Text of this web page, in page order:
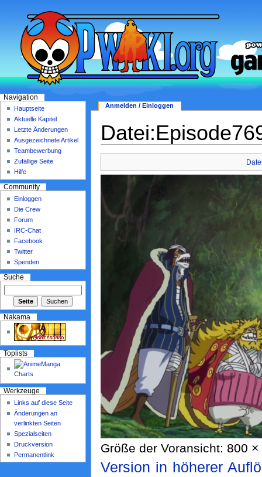
Größe der Voransicht: 800
Version in höherer
Anmelden / Einloggen
Navigation
Hauptseite
Aktuelle Kapitel
Letzte Änderungen
Ausgezeichnete Artikel
Teambewerbung
Zufällige Seite
Hilfe
Community
Einloggen
Die Crew
Forum
IRC-Chat
Facebook
Twitter
Spenden
Suche
Nakama
Toplists
Werkzeuge
Links auf diese Seite
Änderungen an
verlinkten Seiten
Spezialseiten
Druckversion
Permanentlink